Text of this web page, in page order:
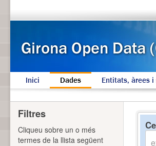
Inici Dades Entitats, àrees i
Filtres
Cliqueu sobre un o més
termes de la llista següent